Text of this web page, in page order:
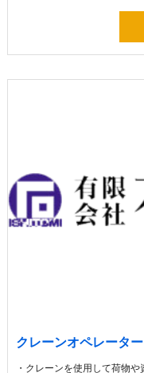
クレーンオペレーター